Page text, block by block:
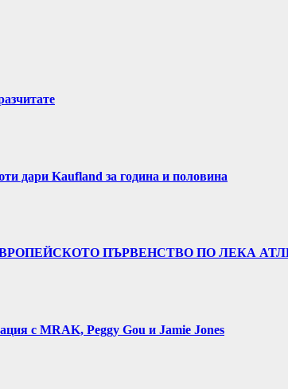
дари Kaufland за година и половина
ЕВРОПЕЙСКОТО ПЪРВЕНСТВО ПО ЛЕКА
с MRAK, Peggy Gou и Jamie Jones